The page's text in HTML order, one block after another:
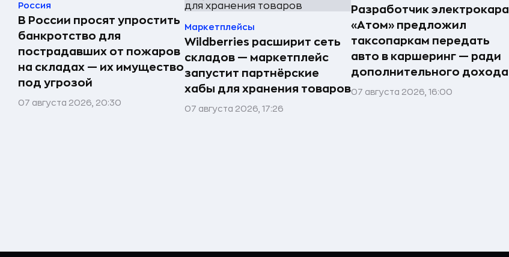
Россия
В России просят упростить
банкротство для
пострадавших от пожаров
на складах — их имущество
под угрозой
07 августа 2026, 20:30
Маркетплейсы
Wildberries расширит сеть
складов — маркетплейс
запустит партнёрские
хабы для хранения товаров
07 августа 2026, 17:26
Разработчик электрокара
«Атом» предложил
таксопаркам передать
авто в каршеринг — ради
дополнительного дохода
07 августа 2026, 16:00